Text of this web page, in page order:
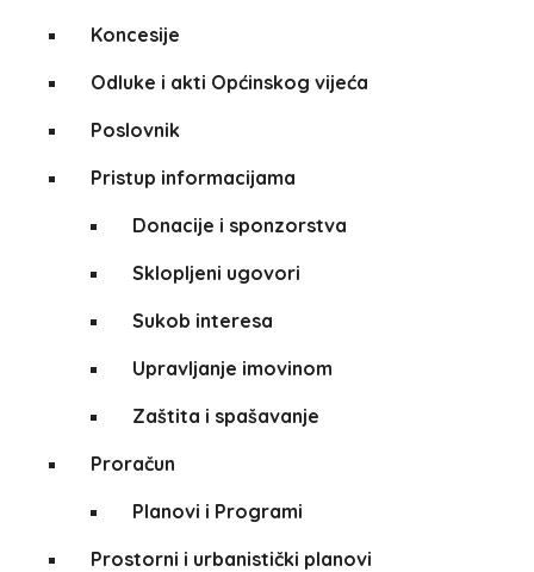
Koncesije
Odluke i akti Općinskog vijeća
Poslovnik
Pristup informacijama
Donacije i sponzorstva
Sklopljeni ugovori
Sukob interesa
Upravljanje imovinom
Zaštita i spašavanje
Proračun
Planovi i Programi
Prostorni i urbanistički planovi